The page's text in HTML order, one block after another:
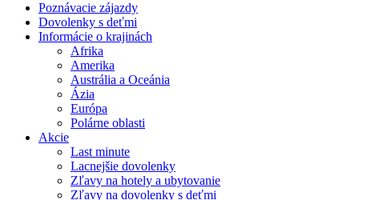
Poznávacie zájazdy
Dovolenky s deťmi
Informácie o krajinách
Afrika
Amerika
Austrália a Oceánia
Ázia
Európa
Polárne oblasti
Akcie
Last minute
Lacnejšie dovolenky
Zľavy na hotely a ubytovanie
Zľavy na dovolenky s deťmi